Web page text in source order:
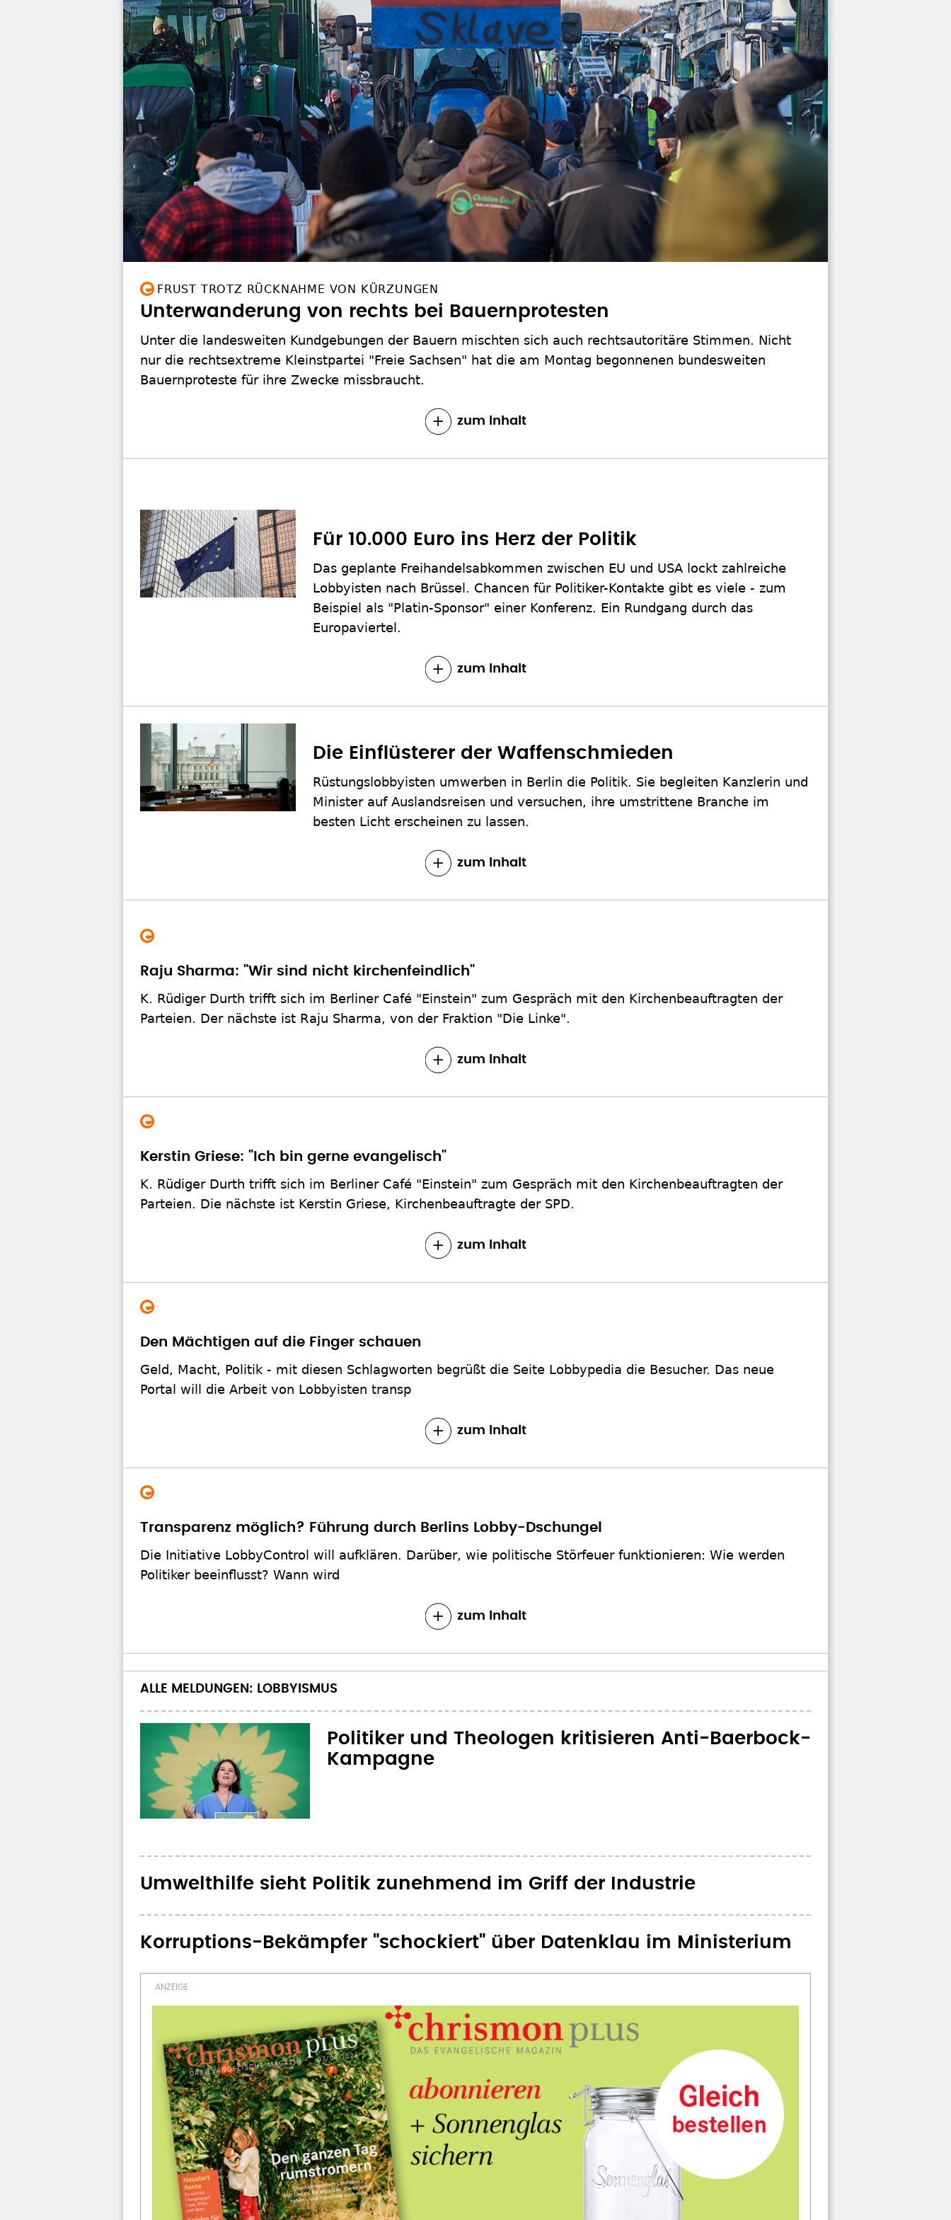
FRUST TROTZ RÜCKNAHME VON KÜRZUNGEN
Unterwanderung von rechts bei Bauernprotesten
Unter die landesweiten Kundgebungen der Bauern mischten sich auch rechtsautoritäre Stimmen. Nicht
nur die rechtsextreme Kleinstpartei "Freie Sachsen" hat die am Montag begonnenen bundesweiten
Bauernproteste für ihre Zwecke missbraucht.
zum Inhalt
Für 10.000 Euro ins Herz der Politik
Das geplante Freihandelsabkommen zwischen EU und USA lockt zahlreiche
Lobbyisten nach Brüssel. Chancen für Politiker-Kontakte gibt es viele - zum
Beispiel als "Platin-Sponsor" einer Konferenz. Ein Rundgang durch das
Europaviertel.
zum Inhalt
Die Einflüsterer der Waffenschmieden
Rüstungslobbyisten umwerben in Berlin die Politik. Sie begleiten Kanzlerin und
Minister auf Auslandsreisen und versuchen, ihre umstrittene Branche im
besten Licht erscheinen zu lassen.
zum Inhalt
Raju Sharma: "Wir sind nicht kirchenfeindlich"
K. Rüdiger Durth trifft sich im Berliner Café "Einstein" zum Gespräch mit den Kirchenbeauftragten der
Parteien. Der nächste ist Raju Sharma, von der Fraktion "Die Linke".
zum Inhalt
Kerstin Griese: "Ich bin gerne evangelisch"
K. Rüdiger Durth trifft sich im Berliner Café "Einstein" zum Gespräch mit den Kirchenbeauftragten der
Parteien. Die nächste ist Kerstin Griese, Kirchenbeauftragte der SPD.
zum Inhalt
Den Mächtigen auf die Finger schauen
Geld, Macht, Politik - mit diesen Schlagworten begrüßt die Seite Lobbypedia die Besucher. Das neue
Portal will die Arbeit von Lobbyisten transp
zum Inhalt
Transparenz möglich? Führung durch Berlins Lobby-Dschungel
Die Initiative LobbyControl will aufklären. Darüber, wie politische Störfeuer funktionieren: Wie werden
Politiker beeinflusst? Wann wird
zum Inhalt
ALLE MELDUNGEN: LOBBYISMUS
Politiker und Theologen kritisieren Anti-Baerbock-
Kampagne
Umwelthilfe sieht Politik zunehmend im Griff der Industrie
Korruptions-Bekämpfer "schockiert" über Datenklau im Ministerium